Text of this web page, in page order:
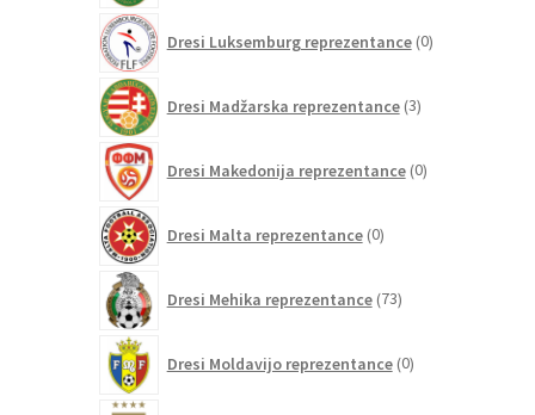
Dresi Luksemburg reprezentance 0izdelkov
Dresi Madžarska reprezentance 3izdelki
Dresi Makedonija reprezentance 0izdelkov
Dresi Malta reprezentance 0izdelkov
Dresi Mehika reprezentance 73izdelkov
Dresi Moldavijo reprezentance 0izdelkov